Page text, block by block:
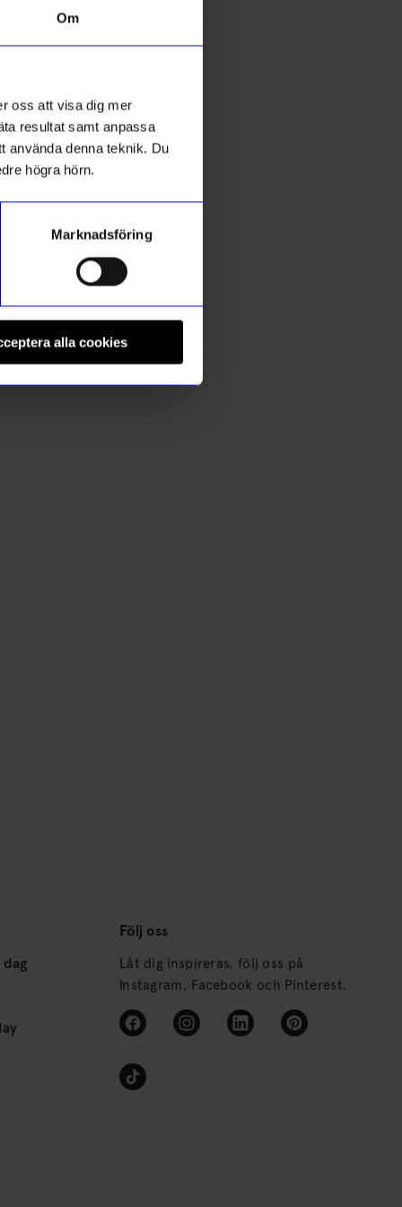
Om
oss att visa dig mer
resultat samt anpassa
använda denna teknik. Du
högra hörn.
Marknadsföring
alla cookies
1%
Tvålfat Wave Off-white
Följ oss
Låt dig inspireras, följ oss på
Instagram, Facebook och Pinterest.